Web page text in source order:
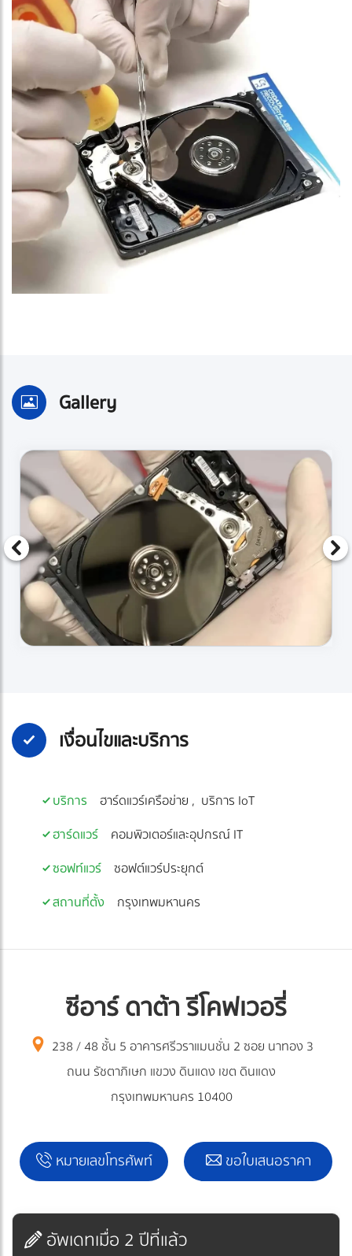
Gallery
เงื่อนไขและบริการ
บริการ ฮาร์ดแวร์เครือข่าย
บริการ IoT
ฮาร์ดแวร์
คอมพิวเตอร์และอุปกรณ์ IT
ซอฟท์แวร์
ซอฟต์แวร์ประยุกต์
สถานที่ตั้ง
กรุงเทพมหานคร
ซีอาร์ ดาต้า รีโคฟเวอรี่
238 / 48 ชั้น 5 อาคารศรีวราแมนชั่น 2 ซอย นาทอง 3
ถนน รัชตาภิเษก แขวง ดินแดง เขต ดินแดง
กรุงเทพมหานคร 10400
หมายเลขโทรศัพท์ ขอใบเสนอราคา
อัพเดทเมื่อ 2 ปีที่แล้ว